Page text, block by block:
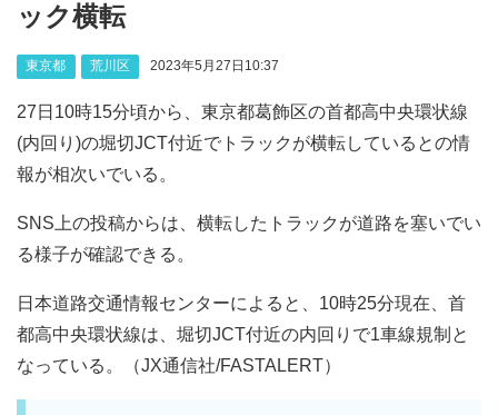
ック横転
東京都 荒川区 2023年5月27日10:37
27日10時15分頃から、東京都葛飾区の首都高中央環状線
(内回り)の堀切JCT付近でトラックが横転しているとの情
報が相次いでいる。
SNS上の投稿からは、横転したトラックが道路を塞いでい
る様子が確認できる。
日本道路交通情報センターによると、10時25分現在、首
都高中央環状線は、堀切JCT付近の内回りで1車線規制と
なっている。（JX通信社/FASTALERT）